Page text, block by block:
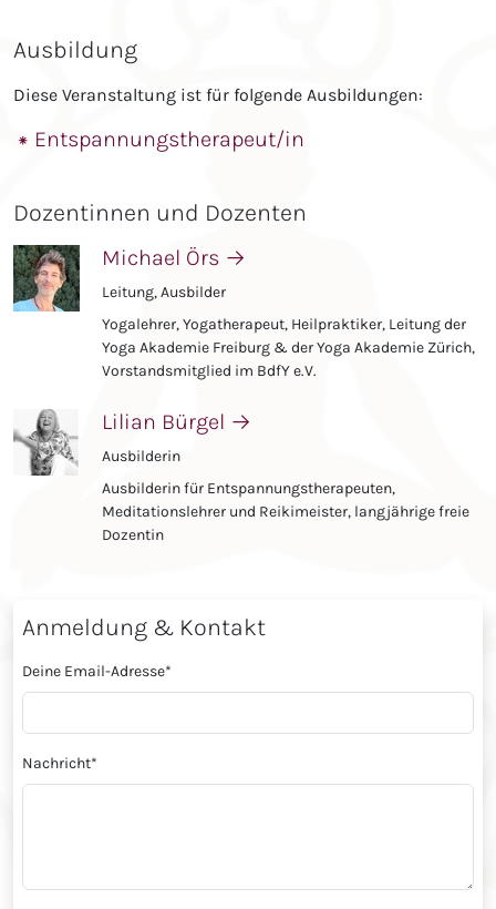
Ausbildung
Diese Veranstaltung ist für folgende Ausbildungen:
⁕ Entspannungstherapeut/in
Dozentinnen und Dozenten
Michael Örs →
Leitung, Ausbilder
Yogalehrer, Yogatherapeut, Heilpraktiker, Leitung der
Yoga Akademie Freiburg & der Yoga Akademie Zürich,
Vorstandsmitglied im BdfY e.V.
Lilian Bürgel →
Ausbilderin
Ausbilderin für Entspannungstherapeuten,
Meditationslehrer und Reikimeister, langjährige freie
Dozentin
Anmeldung & Kontakt
Deine Email-Adresse*
Nachricht*